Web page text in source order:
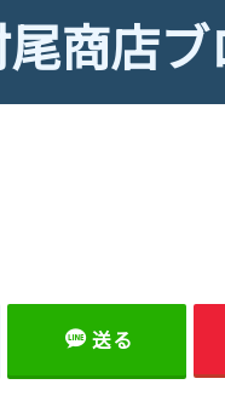
尾商店
送る